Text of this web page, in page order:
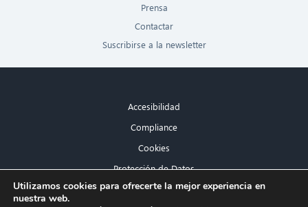
Prensa
Contactar
Suscribirse a la newsletter
Accesibilidad
Compliance
Cookies
Protección de Datos
Aviso legal
Utilizamos cookies para ofrecerte la mejor experiencia en
nuestra web.